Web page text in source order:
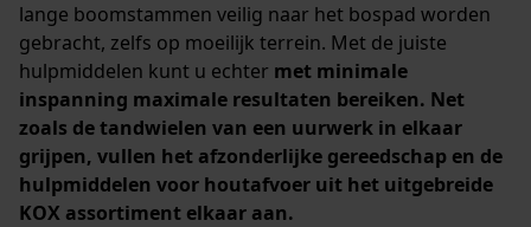
lange boomstammen veilig naar het bospad worden
gebracht, zelfs op moeilijk terrein. Met de juiste
hulpmiddelen kunt u echter met minimale
inspanning maximale resultaten bereiken. Net
zoals de tandwielen van een uurwerk in elkaar
grijpen, vullen het afzonderlijke gereedschap en de
hulpmiddelen voor houtafvoer uit het uitgebreide
KOX assortiment elkaar aan.